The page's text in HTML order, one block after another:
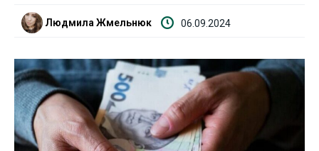
Фінанси
Валютний ринок
Криптовалюта
Робота і освіта
Людмила Жмельнюк 06.09.2024